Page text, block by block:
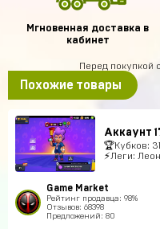
Мгновенная доставка в
кабинет
Перед покупкой
Похожие товары
Аккаунт
🏆Кубков:
⚡Леги:
Game Market
Рейтинг продавца: 98%
Отзывов: 68398
Предложений: 80